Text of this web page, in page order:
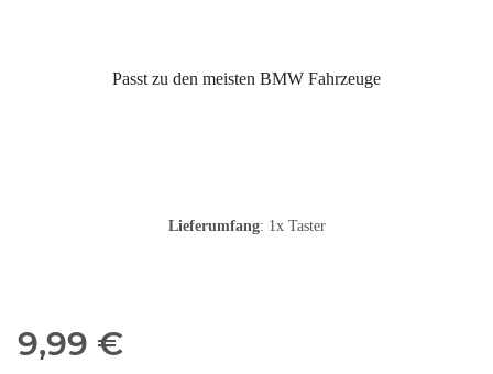
Passt zu den meisten BMW Fahrzeuge
Lieferumfang: 1x Taster
9,99 €